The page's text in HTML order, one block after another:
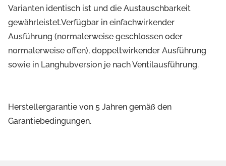
Varianten identisch ist und die Austauschbarkeit
gewährleistet.Verfügbar in einfachwirkender
Ausführung (normalerweise geschlossen oder
normalerweise offen), doppeltwirkender Ausführung
sowie in Langhubversion je nach Ventilausführung.
Herstellergarantie von 5 Jahren gemäß den
Garantiebedingungen.